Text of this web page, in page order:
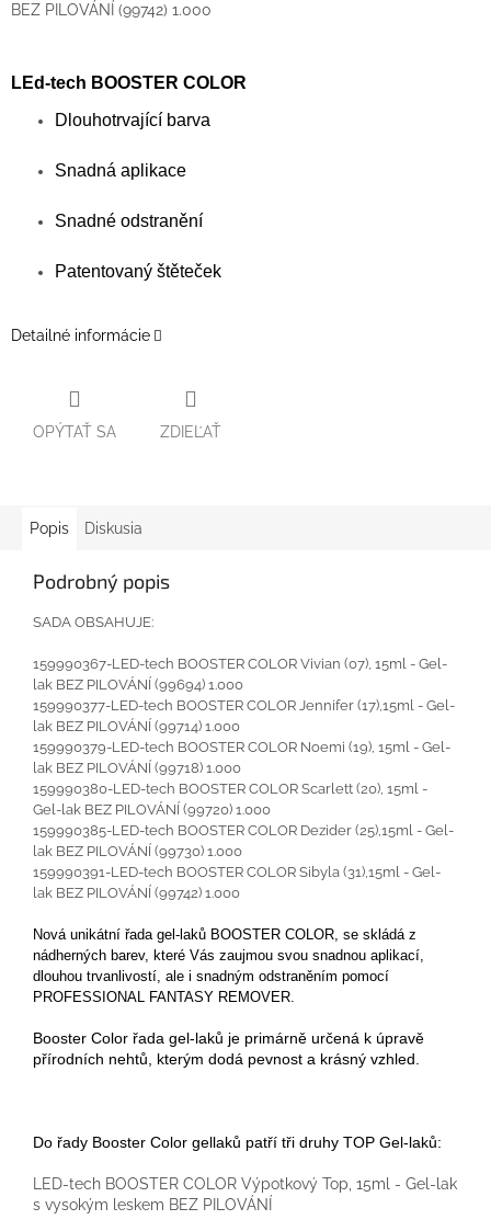
BEZ PILOVÁNÍ (99742) 1.000
LEd-tech BOOSTER COLOR
Dlouhotrvající barva
Snadná aplikace
Snadné odstranění
Patentovaný štěteček
Detailné informácie
OPÝTAŤ SA ZDIEĽAŤ
Popis Diskusia
Podrobný popis
SADA OBSAHUJE:
159990367-LED-tech BOOSTER COLOR Vivian (07), 15ml - Gel-
lak BEZ PILOVÁNÍ (99694) 1.000
159990377-LED-tech BOOSTER COLOR Jennifer (17),15ml - Gel-
lak BEZ PILOVÁNÍ (99714) 1.000
159990379-LED-tech BOOSTER COLOR Noemi (19), 15ml - Gel-
lak BEZ PILOVÁNÍ (99718) 1.000
159990380-LED-tech BOOSTER COLOR Scarlett (20), 15ml -
Gel-lak BEZ PILOVÁNÍ (99720) 1.000
159990385-LED-tech BOOSTER COLOR Dezider (25),15ml - Gel-
lak BEZ PILOVÁNÍ (99730) 1.000
159990391-LED-tech BOOSTER COLOR Sibyla (31),15ml - Gel-
lak BEZ PILOVÁNÍ (99742) 1.000
Nová unikátní řada gel-laků BOOSTER COLOR, se skládá z
nádherných barev, které Vás zaujmou svou snadnou aplikací,
dlouhou trvanlivostí, ale i snadným odstraněním pomocí
PROFESSIONAL FANTASY REMOVER.
Booster Color řada gel-laků je primárně určená k úpravě
přírodních nehtů, kterým dodá pevnost a krásný vzhled.
Do řady Booster Color gellaků patří tři druhy TOP Gel-laků:
LED-tech BOOSTER COLOR Výpotkový Top, 15ml - Gel-lak
s vysokým leskem BEZ PILOVÁNÍ